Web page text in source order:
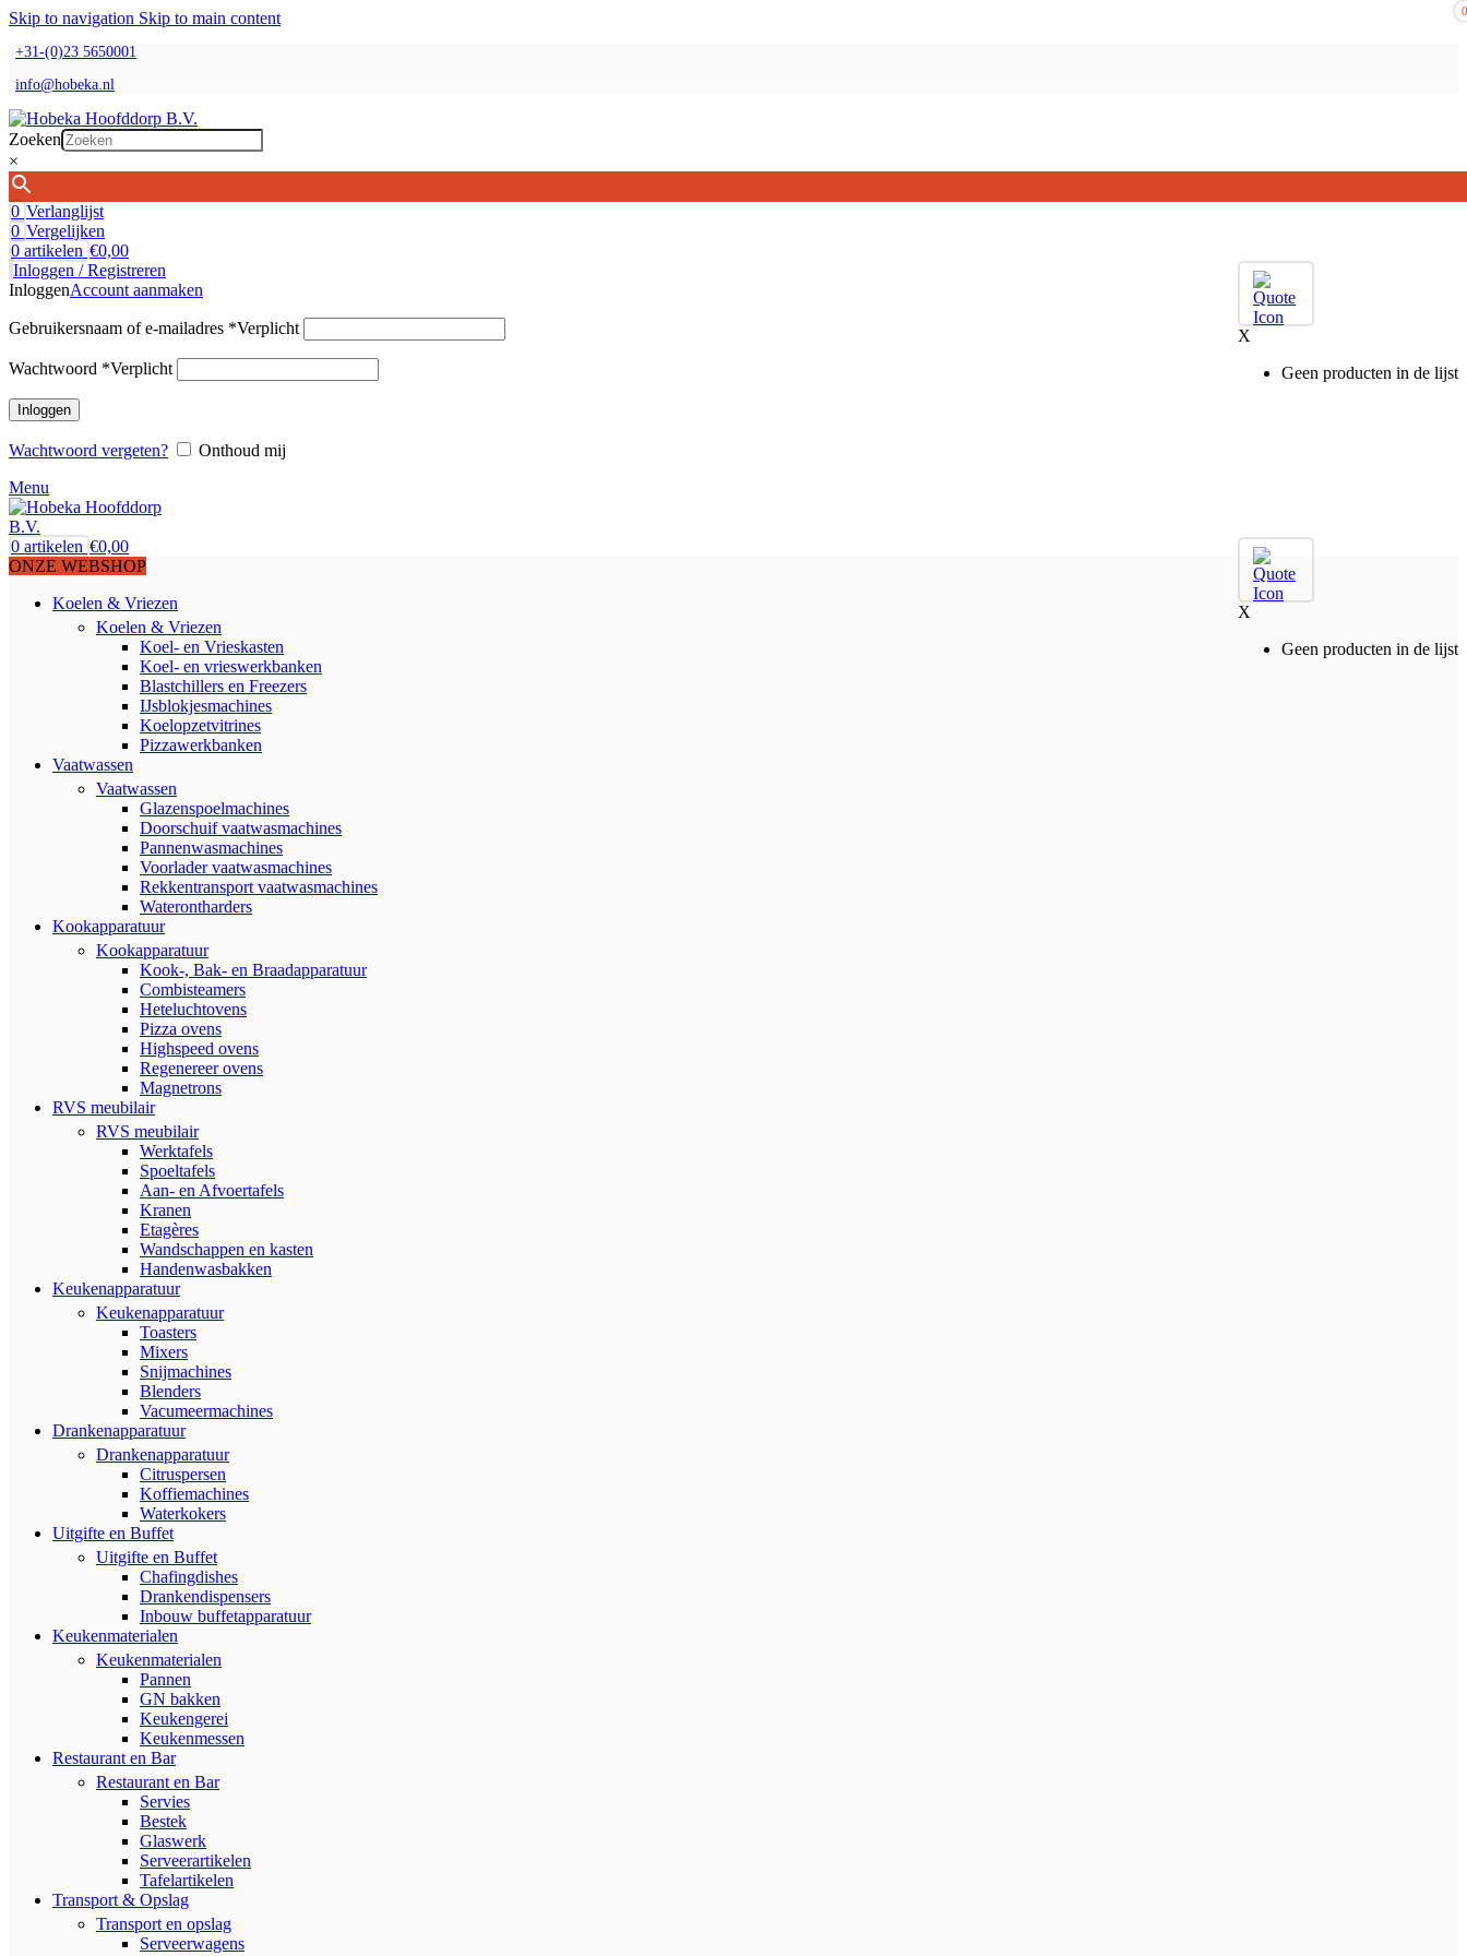
Skip to navigation Skip to main content
+31-(0)23 5650001
info@hobeka.nl
Zoeken
×
0 Verlanglijst
0 Vergelijken
0 artikelen €0,00
0
X
Geen producten in de lijst
Inloggen / Registreren
InloggenAccount aanmaken
Gebruikersnaam of e-mailadres *Verplicht
Wachtwoord *Verplicht
Inloggen
Wachtwoord vergeten?
Onthoud mij
Menu
0
X
Geen producten in de lijst
0 artikelen €0,00
ONZE WEBSHOP
Koelen & Vriezen
Koelen & Vriezen
Koel- en Vrieskasten
Koel- en vrieswerkbanken
Blastchillers en Freezers
IJsblokjesmachines
Koelopzetvitrines
Pizzawerkbanken
Vaatwassen
Vaatwassen
Glazenspoelmachines
Doorschuif vaatwasmachines
Pannenwasmachines
Voorlader vaatwasmachines
Rekkentransport vaatwasmachines
Waterontharders
Kookapparatuur
Kookapparatuur
Kook-, Bak- en Braadapparatuur
Combisteamers
Heteluchtovens
Pizza ovens
Highspeed ovens
Regenereer ovens
Magnetrons
RVS meubilair
RVS meubilair
Werktafels
Spoeltafels
Aan- en Afvoertafels
Kranen
Etagères
Wandschappen en kasten
Handenwasbakken
Keukenapparatuur
Keukenapparatuur
Toasters
Mixers
Snijmachines
Blenders
Vacumeermachines
Drankenapparatuur
Drankenapparatuur
Citruspersen
Koffiemachines
Waterkokers
Uitgifte en Buffet
Uitgifte en Buffet
Chafingdishes
Drankendispensers
Inbouw buffetapparatuur
Keukenmaterialen
Keukenmaterialen
Pannen
GN bakken
Keukengerei
Keukenmessen
Restaurant en Bar
Restaurant en Bar
Servies
Bestek
Glaswerk
Serveerartikelen
Tafelartikelen
Transport & Opslag
Transport en opslag
Serveerwagens